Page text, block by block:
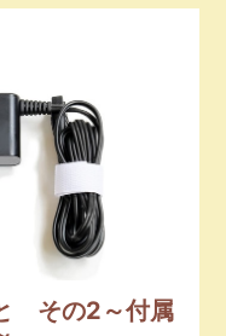
その2～付属